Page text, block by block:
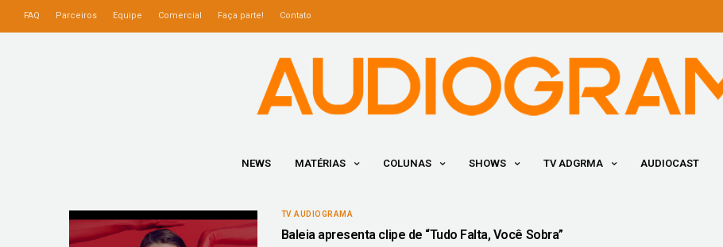
FAQ Parceiros Equipe Comercial Faça parte! Contato
NEWS MATÉRIAS COLUNAS SHOWS TV ADGRMA AUDIOCAST
TV AUDIOGRAMA
Baleia apresenta clipe de “Tudo Falta, Você Sobra”